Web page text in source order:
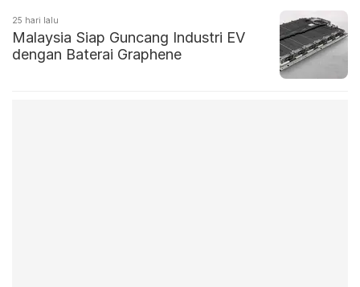
25 hari lalu
Malaysia Siap Guncang Industri EV
dengan Baterai Graphene